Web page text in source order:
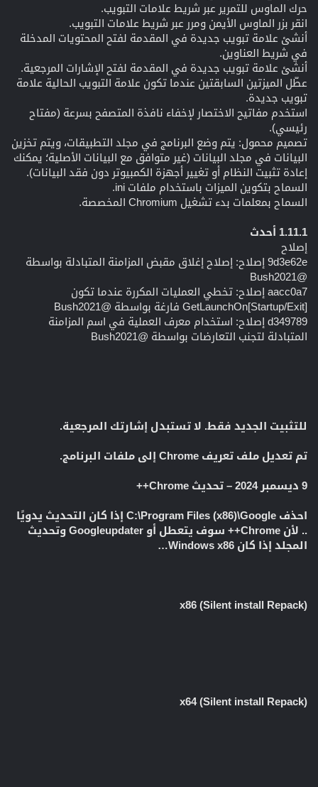
حرك الماوس للتمرير عبر شريط علامات التبويب.
انقر بزر الماوس الأيمن ومرر عبر شريط علامات التبويب.
أنشئ علامة تبويب جديدة في المقدمة لفتح المحتويات المدخلة
في شريط العناوين.
أنشئ علامة تبويب جديدة في المقدمة لفتح الإشارات المرجعية.
عطّل الميزتين السابقتين عندما تكون علامة التبويب الحالية علامة
تبويب جديدة.
استخدم مفاتيح الاختصار لإخفاء نافذة المتصفح بسرعة (مفتاح
رئيسي).
تصميم محمول: يتم وضع البرنامج في مجلد التطبيقات، ويتم تخزين
البيانات في مجلد البيانات (غير متوافق مع البيانات الأصلية؛ يمكنك
إعادة تثبيت النظام أو تغيير أجهزة الكمبيوتر دون فقد البيانات).
السماح بتكوين الميزات باستخدام ملفات ini.
السماح بمعلمات بدء تشغيل Chromium المخصصة.
1.11.1 أحدث
إصلاح
9d3e62e إصلاح: إصلاح إغلاق مقبض المزامنة المتبادلة بواسطة
@Bush2021
aacc0a7 إصلاح: تخطي العمليات المكررة عندما تكون
GetLaunchOn[Startup/Exit] فارغة بواسطة @Bush2021
d349789 إصلاح: استخدام معرف العملية في اسم المزامنة
المتبادلة لتجنب التعارضات بواسطة @Bush2021
للتثبيت الجديد فقط. لا تستبدل إشارتك المرجعية.
تم تعديل ملف تعريف Chrome إلى ملفات البرنامج.
9 ديسمبر 2024 – تحديث Chrome++
احذف C:\Program Files (x86)\Google إذا كان التحديث يدويًا
.. لأن Chrome++ سوف يتعطل أو Googleupdater وتحديث
المجلد إذا كان Windows x86…
(Silent install Repack) x86
(Silent install Repack) x64